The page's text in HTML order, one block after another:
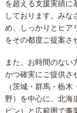
を超える支援実績に
しております。 みな
め、しっかりとヒア
をその都度ご提案さ
また、お時間のない
かつ確実にご提供さ
（茨城・群馬・栃
野）を中心に、北海
ピン）と広範囲で事